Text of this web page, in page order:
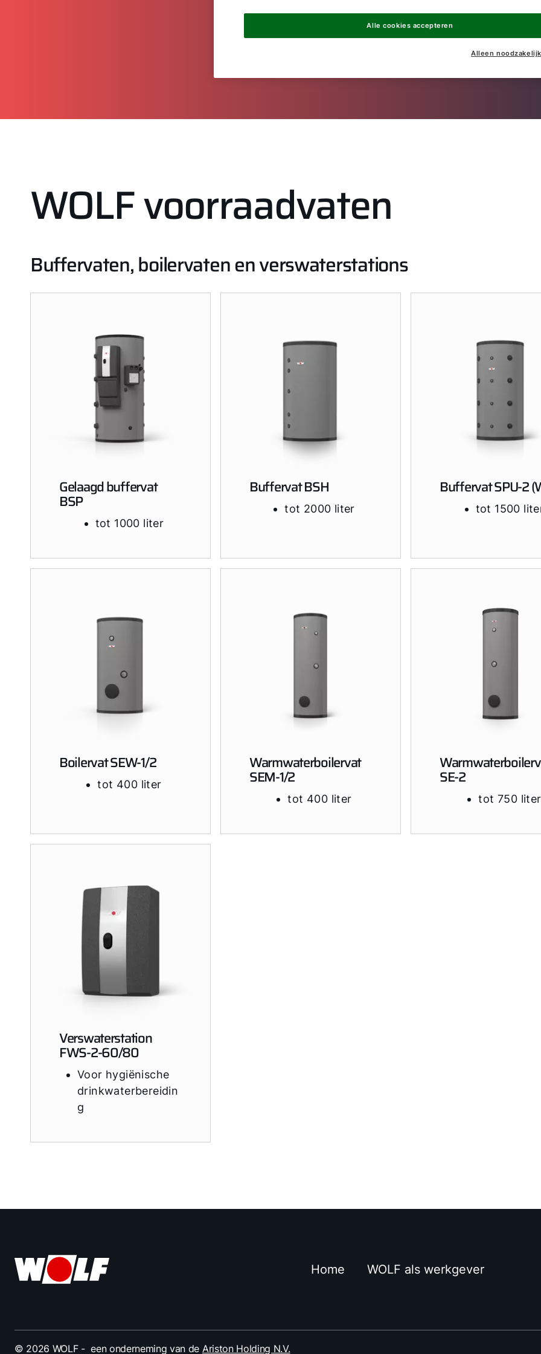
Naar ATAG Verwarming
WOLF voorraadvaten
Buffervaten, boilervaten en verswaterstations
Gelaagd buffervat
BSP
tot 1000 liter
Buffervat BSH
tot 2000 liter
Buffervat SPU-2
tot 1500
Boilervat SEW-1/2
tot 400 liter
Warmwaterboilervat
SEM-1/2
tot 400 liter
SE-2
tot 750 liter
Verswaterstation
FWS-2-60/80
Voor hygiënische
drinkwaterbereidin
g
Home WOLF als werkgever
© 2026 WOLF - een onderneming van de Ariston Holding N.V.
Alleen
Alle cookies accepteren